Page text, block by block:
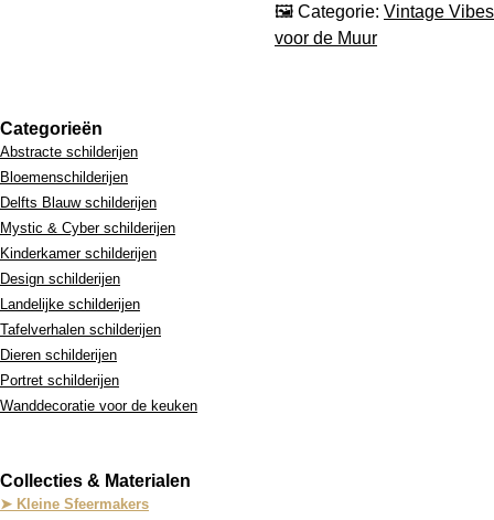
🖼 Categorie: Vintage Vibes
voor de Muur
Categorieën
Abstracte schilderijen
Bloemenschilderijen
Delfts Blauw schilderijen
Mystic & Cyber schilderijen
Kinderkamer schilderijen
Design schilderijen
Landelijke schilderijen
Tafelverhalen schilderijen
Dieren schilderijen
Portret schilderijen
Wanddecoratie voor de keuken
Collecties & Materialen
➤ Kleine Sfeermakers